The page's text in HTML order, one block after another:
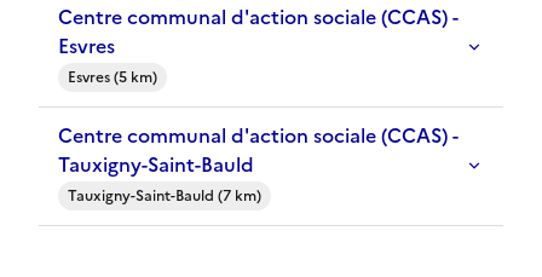
Centre communal d'action sociale (CCAS) -
Esvres
Esvres (5 km)
Centre communal d'action sociale (CCAS) -
Tauxigny-Saint-Bauld
Tauxigny-Saint-Bauld (7 km)